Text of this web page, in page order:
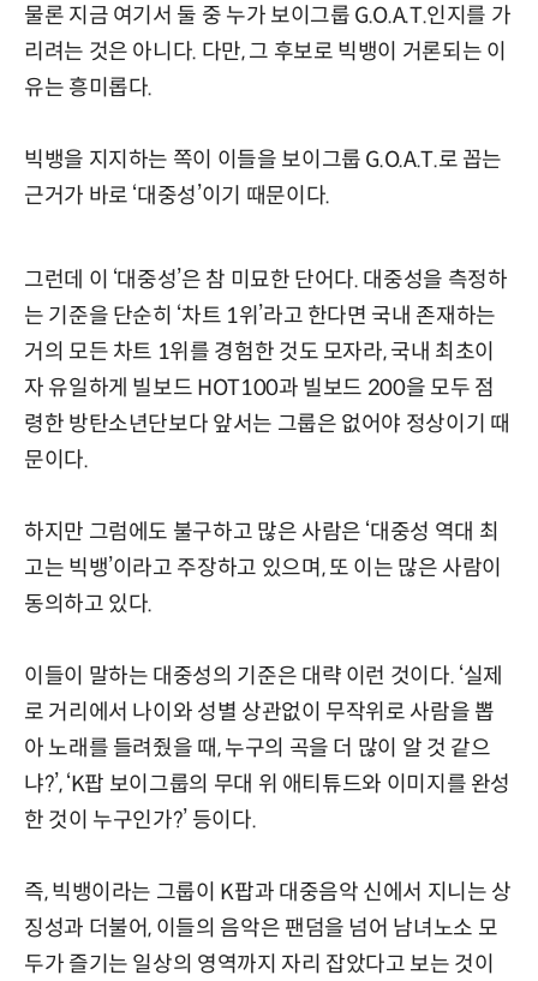
물론 지금 여기서 둘 중 누가 보이그룹 G.O.A.T.인지를 가
리려는 것은 아니다. 다만, 그 후보로 빅뱅이 거론되는 이
유는 흥미롭다.
빅뱅을 지지하는 쪽이 이들을 보이그룹 G.O.A.T.로 꼽는
근거가 바로 ‘대중성’이기 때문이다.
그런데 이 ‘대중성’은 참 미묘한 단어다. 대중성을 측정하
는 기준을 단순히 ‘차트 1위’라고 한다면 국내 존재하는
거의 모든 차트 1위를 경험한 것도 모자라, 국내 최초이
자 유일하게 빌보드 HOT100과 빌보드 200을 모두 점
령한 방탄소년단보다 앞서는 그룹은 없어야 정상이기 때
문이다.
하지만 그럼에도 불구하고 많은 사람은 ‘대중성 역대 최
고는 빅뱅’이라고 주장하고 있으며, 또 이는 많은 사람이
동의하고 있다.
이들이 말하는 대중성의 기준은 대략 이런 것이다. ‘실제
로 거리에서 나이와 성별 상관없이 무작위로 사람을 뽑
아 노래를 들려줬을 때, 누구의 곡을 더 많이 알 것 같으
냐?’, ‘K팝 보이그룹의 무대 위 애티튜드와 이미지를 완성
한 것이 누구인가?’ 등이다.
즉, 빅뱅이라는 그룹이 K팝과 대중음악 신에서 지니는 상
징성과 더불어, 이들의 음악은 팬덤을 넘어 남녀노소 모
두가 즐기는 일상의 영역까지 자리 잡았다고 보는 것이